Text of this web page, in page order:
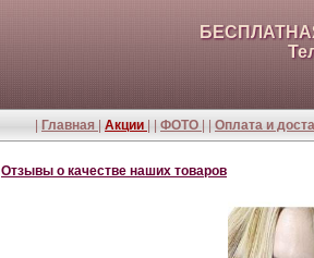
Главная Акции ФОТО Оплата и
Отзывы о качестве наших товаров